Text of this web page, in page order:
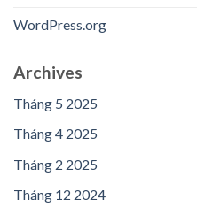
WordPress.org
Archives
Tháng 5 2025
Tháng 4 2025
Tháng 2 2025
Tháng 12 2024